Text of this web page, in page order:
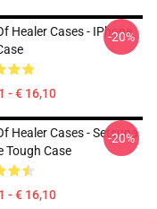
Healer Cases - IPhone
- € 16,10
-20%
Healer Cases - Setsuna
Tough Case
- € 16,10
-20%